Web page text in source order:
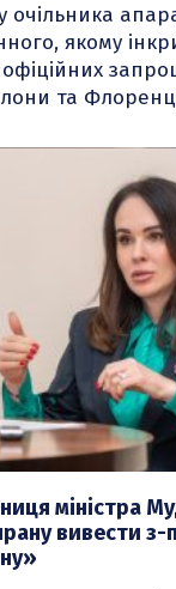
очільника
якому
та
міністра
вивести з-